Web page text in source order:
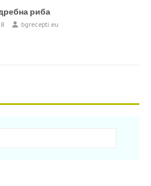
риба
bgrecepti.eu